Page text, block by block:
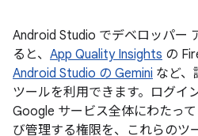
Android Studio でデベロッパー
ると、 App Quality Insights の
Android Studio の Gemini など、
ツールを利用できます。ログイ
Google サービス全体にわたっ
び管理する権限を、これらのツ